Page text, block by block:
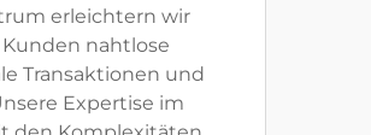
erleichtern wir
nahtlose
Transaktionen und
Expertise im